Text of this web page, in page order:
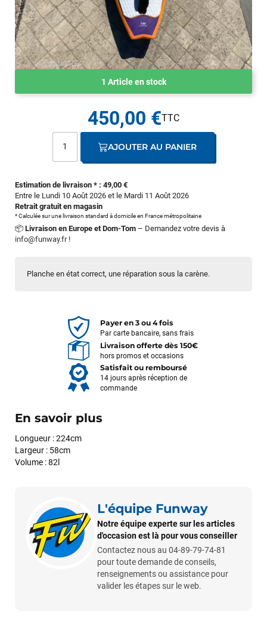
Planche en état correct, une réparation sous la carène.
1 Article en stock
Estimation de livraison * : 49,00 €
Entre le Lundi 10 Août 2026 et le Mardi 11 Août 2026
Retrait gratuit en magasin
* Calculée sur une livraison standard à domicile en France métropolitaine
📦 Livraison en Europe et Dom-Tom – Demandez votre devis à
info@funway.fr!
450,00 €
AJOUTER AU PANIER
Payer en 3 ou 4 fois
Par carte bancaire, sans frais
Livraison offerte dès 150€
hors promos et occasions
Satisfait ou remboursé
14 jours après réception de
commande
En savoir plus
Longueur : 224cm
Largeur : 58cm
Volume : 82l
L'équipe Funway
Notre équipe experte sur les articles
d'occasion est là pour vous conseiller
Contactez nous au 04-89-79-74-81
pour toute demande de conseils,
renseignements ou assistance pour
valider les étapes sur le web.